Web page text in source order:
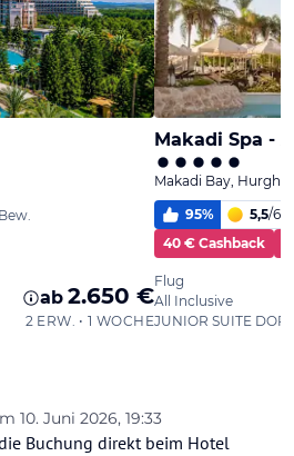
10. Juni 2026, 19:33
von
Buchung direkt beim Hotel